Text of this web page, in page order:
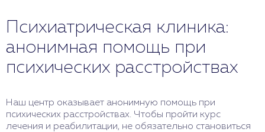
Психиатрическая клиника:
анонимная помощь при
психических расстройствах
Наш центр оказывает анонимную помощь при
психических расстройствах. Чтобы пройти курс
лечения и реабилитации, не обязательно становиться